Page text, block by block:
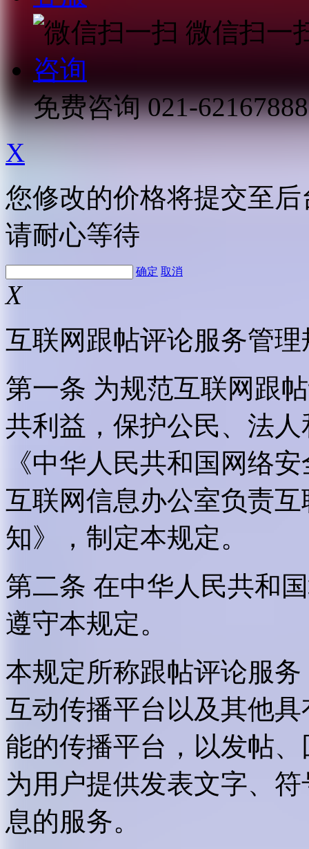
微信扫一
咨询
免费咨询 021-62167888
X
您修改的价格将提交至
请耐心等待
确定 取消
X
互联网跟帖评论服务管理
第一条 为规范互联网跟
共利益，保护公民、法
《中华人民共和国网络
互联网信息办公室负责
知》，制定本规定。
第二条 在中华人民共和
遵守本规定。
本规定所称跟帖评论服
互动传播平台以及其他
能的传播平台，以发帖
为用户提供发表文字、
息的服务。